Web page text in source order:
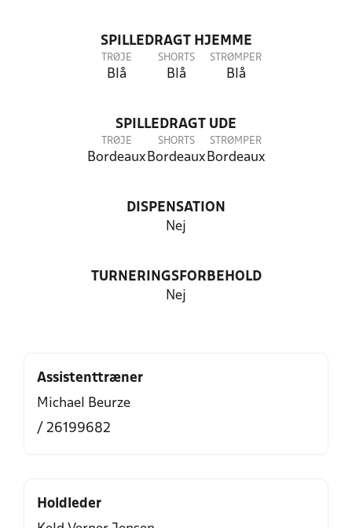
SPILLEDRAGT HJEMME
TRØJE
Blå
SHORTS
Blå
STRØMPER
Blå
SPILLEDRAGT UDE
TRØJE
Bordeaux
SHORTS
Bordeaux
STRØMPER
Bordeaux
DISPENSATION
Nej
TURNERINGSFORBEHOLD
Nej
Assistenttræner
Michael Beurze
/ 26199682
Holdleder